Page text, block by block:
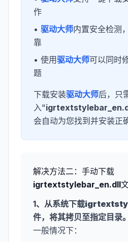
作
• 驱动大师内置安全检测
靠
• 使用驱动大师可以同时
题
下载安装驱动大师后，只
入"
会自动为您找到并安装正
解决方法二：手动下载
igrtextstylebar_en.dll
1、从系统下载
件，将其拷贝至指定目录。
一般情况下：